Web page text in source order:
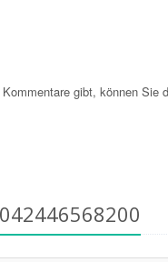
gibt, können Sie